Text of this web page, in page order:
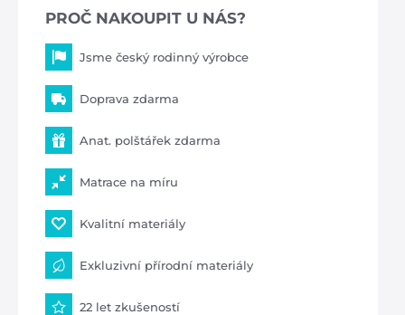
PROČ NAKOUPIT U NÁS?
Jsme český rodinný výrobce
Doprava zdarma
Anat. polštářek zdarma
Matrace na míru
Kvalitní materiály
Exkluzivní přírodní materiály
22 let zkušeností